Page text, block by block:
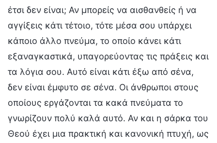
έτσι δεν είναι; Αν μπορείς να αισθανθείς ή να
αγγίξεις κάτι τέτοιο, τότε μέσα σου υπάρχει
κάποιο άλλο πνεύμα, το οποίο κάνει κάτι
εξαναγκαστικά, υπαγορεύοντας τις πράξεις και
τα λόγια σου. Αυτό είναι κάτι έξω από σένα,
δεν είναι έμφυτο σε σένα. Οι άνθρωποι στους
οποίους εργάζονται τα κακά πνεύματα το
γνωρίζουν πολύ καλά αυτό. Αν και η σάρκα του
Θεού έχει μια πρακτική και κανονική πτυχή, ως